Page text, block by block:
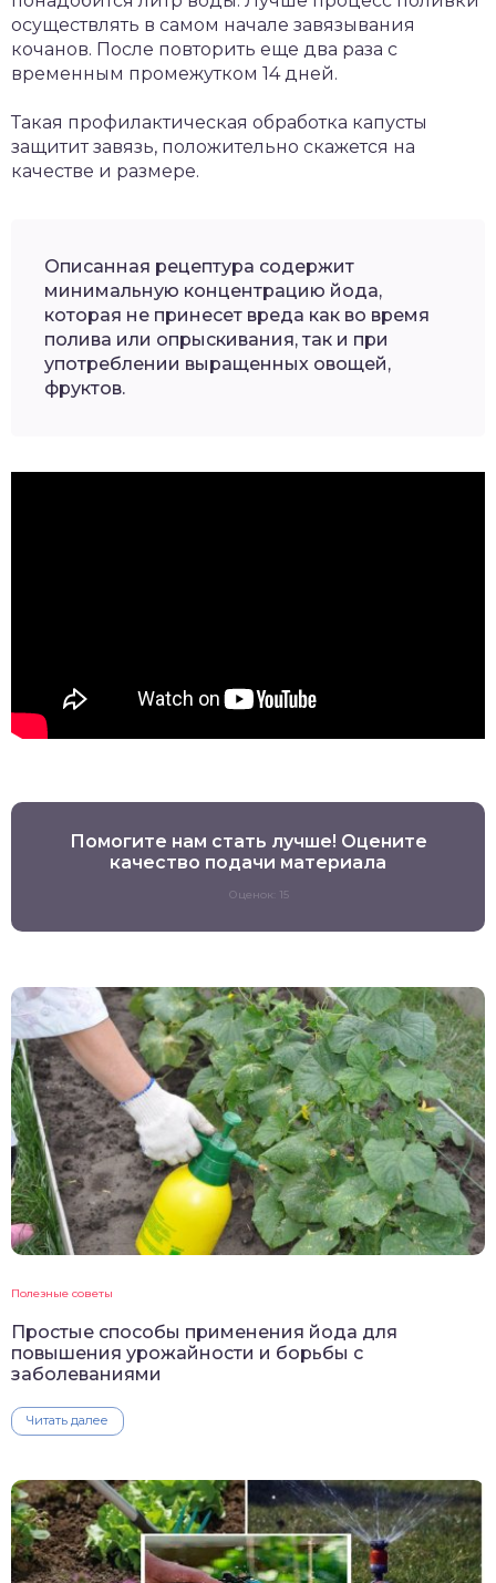
осуществлять в самом начале завязывания
кочанов. После повторить еще два раза с
временным промежутком 14 дней.
Такая профилактическая обработка капусты
защитит завязь, положительно скажется на
качестве и размере.
Описанная рецептура содержит
минимальную концентрацию йода,
которая не принесет вреда как во время
полива или опрыскивания, так и при
употреблении выращенных овощей,
фруктов.
Помогите нам стать лучше! Оцените
качество подачи материала
Оценок: 15
Полезные советы
Простые способы применения йода для
повышения урожайности и борьбы с
заболеваниями
Читать далее